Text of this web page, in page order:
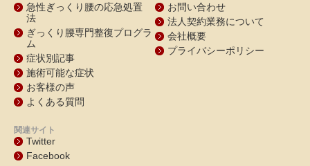
急性ぎっくり腰の応急処置
法
ぎっくり腰専門整復プログラ
ム
症状別記事
施術可能な症状
お客様の声
よくある質問
お問い合わせ
法人契約業務について
会社概要
プライバシーポリシー
関連サイト
Twitter
Facebook